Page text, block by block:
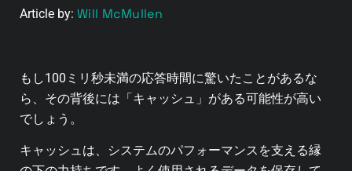
Article by: Will McMullen
もし100ミリ秒未満の応答時間に驚いたことがあるな
ら、その背後には「キャッシュ」がある可能性が高い
でしょう。
キャッシュは、システムのパフォーマンスを支える縁